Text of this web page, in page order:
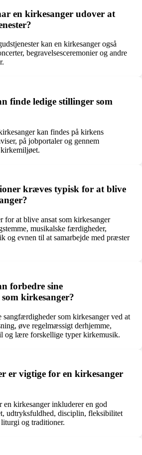
en kirkesanger udover at
kan en kirkesanger også
begravelsesceremonier og andre
finde ledige stillinger som
kan findes på kirkens
på jobportaler og gennem
kræves typisk for at blive
at blive ansat som kirkesanger
musikalske færdigheder,
og evnen til at samarbejde med præster
forbedre sine
kirkesanger?
sangfærdigheder som kirkesanger ved at
øve regelmæssigt derhjemme,
og lære forskellige typer kirkemusik.
er vigtige for en kirkesanger
en kirkesanger inkluderer en god
udtryksfuldhed, disciplin, fleksibilitet
og traditioner.